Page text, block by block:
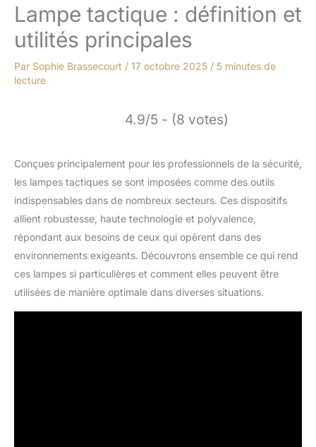
Lampe tactique : définition et
utilités principales
Par Sophie Brassecourt / 17 octobre 2025 / 5 minutes de
lecture
4.9/5 - (8 votes)
Conçues principalement pour les professionnels de la sécurité,
les lampes tactiques se sont imposées comme des outils
indispensables dans de nombreux secteurs. Ces dispositifs
allient robustesse, haute technologie et polyvalence,
répondant aux besoins de ceux qui opèrent dans des
environnements exigeants. Découvrons ensemble ce qui rend
ces lampes si particulières et comment elles peuvent être
utilisées de manière optimale dans diverses situations.